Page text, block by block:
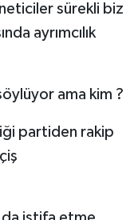
sürekli biz
ayrımcılık
ama kim ?
partiden rakip